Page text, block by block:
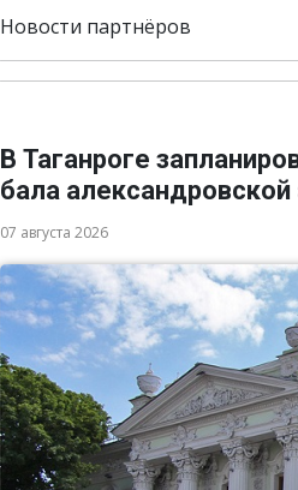
Новости партнёров
В Таганроге
бала александровской
07 августа 2026